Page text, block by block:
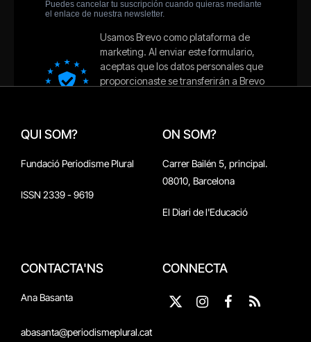
QUI SOM?
Fundació Periodisme Plural
ISSN 2339 - 9619
ON SOM?
Carrer Bailén 5, principal.
08010, Barcelona
El Diari de l'Educació
CONTACTA'NS
Ana Basanta
abasanta@periodismeplural.cat
CONNECTA
X
Instagram
Facebook
RSS